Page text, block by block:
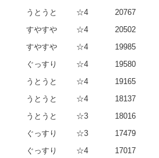
うとうと ☆4
20767
すやすや ☆4
20502
すやすや ☆4
19985
ぐっすり ☆4
19580
うとうと ☆4
19165
うとうと ☆4
18137
うとうと ☆3
18016
ぐっすり ☆3
17479
ぐっすり ☆4
17017